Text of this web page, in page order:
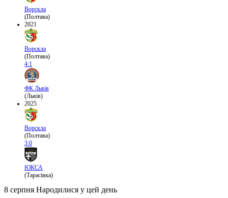
Ворскла
(Полтава)
2021
Ворскла
(Полтава)
4:1
ФК Львів
(Львів)
2025
Ворскла
(Полтава)
3:0
ЮКСА
(Тарасівка)
8 серпня Народилися у цей день